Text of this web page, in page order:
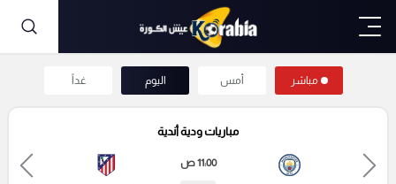
مباشر أمس اليوم غداً
مباريات ودية أندية
11:00 ص